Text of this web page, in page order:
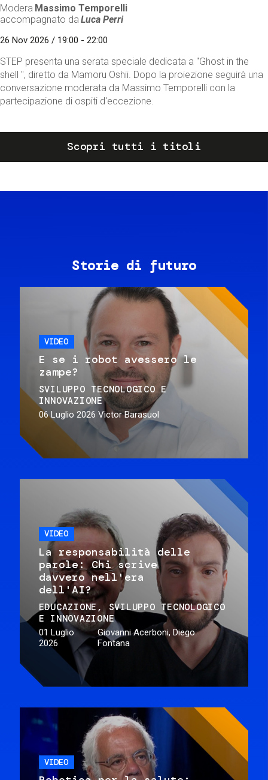
Modera Massimo Temporelli
accompagnato da Luca Perri
26 Nov 2026 / 19:00 - 22:00
STEP presenta una serata speciale dedicata a "Ghost in the
shell ", diretto da Mamoru Oshii. Dopo la proiezione seguirà una
conversazione moderata da Massimo Temporelli con la
partecipazione di ospiti d'eccezione.
Scopri tutti i titoli
Storie di futuro
VIDEO
E se i robot avessero le
zampe?
SVILUPPO TECNOLOGICO E
INNOVAZIONE
06 Luglio 2026 Victor Barasuol
VIDEO
La responsabilità delle
parole: Chi scrive
davvero nell'era
dell'AI?
EDUCAZIONE
SVILUPPO TECNOLOGICO
E INNOVAZIONE
01 Luglio
2026
Giovanni Acerboni, Diego
Fontana
VIDEO